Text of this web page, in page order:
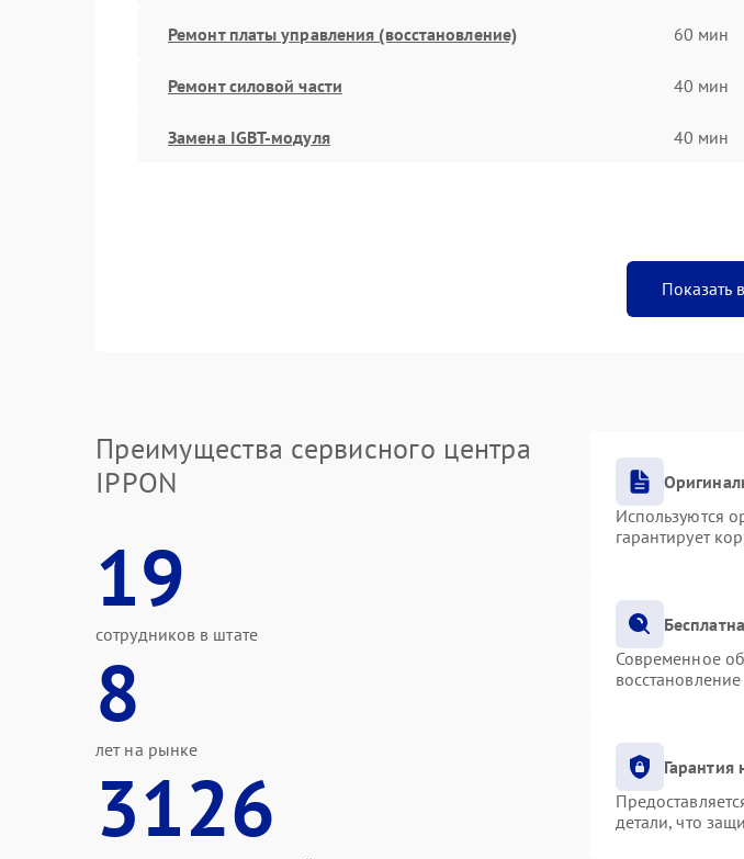
Ремонт платы управления (восстановление) 60 мин
Ремонт силовой части 40 мин
Замена IGBT-модуля 40 мин
Показать
Преимущества сервисного центра
IPPON
19
сотрудников в штате
8
лет на рынке
3126
Используются
гарантирует
Современное
Гарантия
детали, что